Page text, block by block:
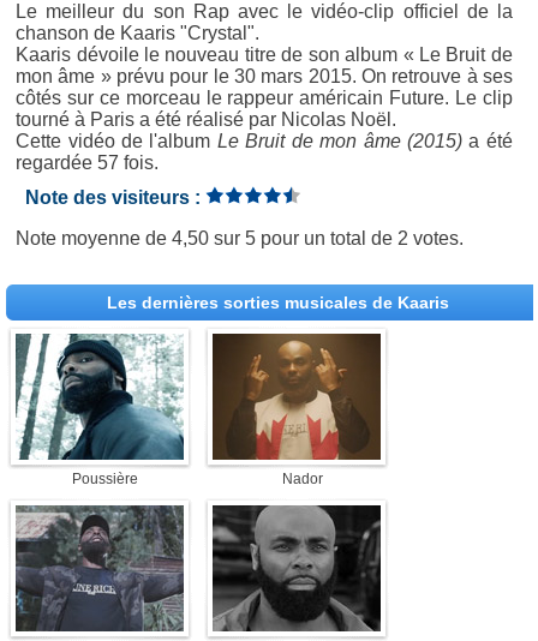
Le meilleur du son Rap avec le vidéo-clip officiel de la
chanson de Kaaris "Crystal".
Kaaris dévoile le nouveau titre de son album « Le Bruit de
mon âme » prévu pour le 30 mars 2015. On retrouve à ses
côtés sur ce morceau le rappeur américain Future. Le clip
tourné à Paris a été réalisé par Nicolas Noël.
Cette vidéo de l'album Le Bruit de mon âme (2015) a été
regardée 57 fois.
Note des visiteurs :
Note moyenne de4,50 sur5 pour un total de 2 votes.
Les dernières sorties musicales de Kaaris
Poussière Nador